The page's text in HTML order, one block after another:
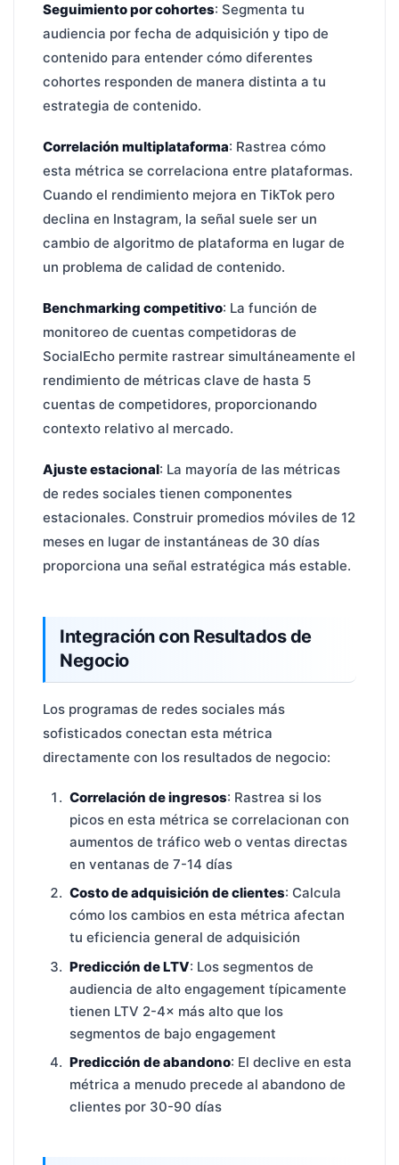
Seguimiento por cohortes: Segmenta tu
audiencia por fecha de adquisición y tipo de
contenido para entender cómo diferentes
cohortes responden de manera distinta a tu
estrategia de contenido.
Correlación multiplataforma: Rastrea cómo
esta métrica se correlaciona entre plataformas.
Cuando el rendimiento mejora en TikTok pero
declina en Instagram, la señal suele ser un
cambio de algoritmo de plataforma en lugar de
un problema de calidad de contenido.
Benchmarking competitivo: La función de
monitoreo de cuentas competidoras de
SocialEcho permite rastrear simultáneamente el
rendimiento de métricas clave de hasta 5
cuentas de competidores, proporcionando
contexto relativo al mercado.
Ajuste estacional: La mayoría de las métricas
de redes sociales tienen componentes
estacionales. Construir promedios móviles de 12
meses en lugar de instantáneas de 30 días
proporciona una señal estratégica más estable.
Integración con Resultados de
Negocio
Los programas de redes sociales más
sofisticados conectan esta métrica
directamente con los resultados de negocio:
Correlación de ingresos: Rastrea si los
picos en esta métrica se correlacionan con
aumentos de tráfico web o ventas directas
en ventanas de 7-14 días
Costo de adquisición de clientes: Calcula
cómo los cambios en esta métrica afectan
tu eficiencia general de adquisición
Predicción de LTV: Los segmentos de
audiencia de alto engagement típicamente
tienen LTV 2-4× más alto que los
segmentos de bajo engagement
Predicción de abandono: El declive en esta
métrica a menudo precede al abandono de
clientes por 30-90 días